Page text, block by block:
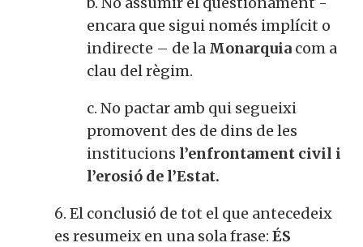
encara que sigui només implícit o
indirecte – de la Monarquia com a
clau del règim.
c. No pactar amb qui segueixi
promovent des de dins de les
institucions l’enfrontament civil i
l’erosió de l’Estat.
6. El conclusió de tot el que antecedeix
es resumeix en una sola frase: ÉS